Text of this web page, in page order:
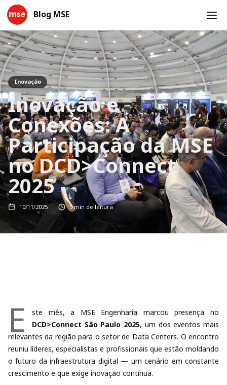
Blog MSE
Inovação
Inovação e
Conexões: A
Participação da MSE
no DCD>Connect
2025
10/11/2025 5min de leitura
E
ste mês, a MSE Engenharia marcou presença no
DCD>Connect São Paulo 2025, um dos eventos mais
relevantes da região para o setor de Data Centers. O encontro
reuniu líderes, especialistas e profissionais que estão moldando
o futuro da infraestrutura digital — um cenário em constante
crescimento e que exige inovação contínua.